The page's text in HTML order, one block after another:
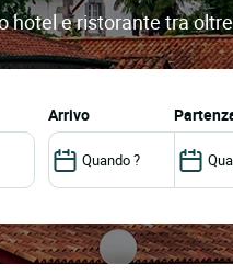
hotel e ristorante tra
arrivo